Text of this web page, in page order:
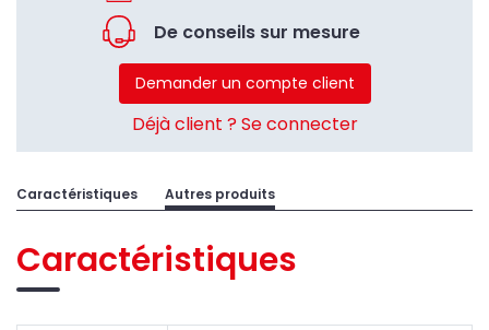
De conseils sur mesure
Demander un compte client
Déjà client ? Se connecter
Caractéristiques Autres produits
Caractéristiques